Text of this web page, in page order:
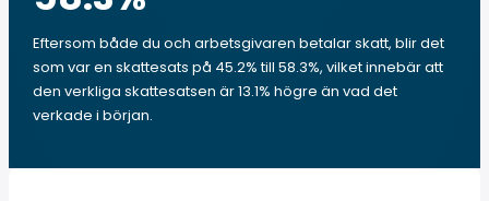
Eftersom både du och arbetsgivaren betalar skatt, blir det
som var en skattesats på 45.2% till 58.3%, vilket innebär att
den verkliga skattesatsen är 13.1% högre än vad det
verkade i början.